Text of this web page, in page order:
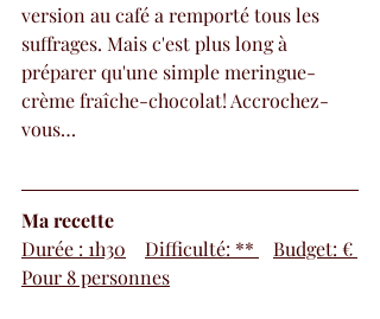
version au café a remporté tous les
suffrages. Mais c'est plus long à
préparer qu'une simple meringue-
crème fraîche-chocolat! Accrochez-
vous…
Ma recette
Durée : 1h30
Difficulté: **
Budget: €
Pour 8 personnes